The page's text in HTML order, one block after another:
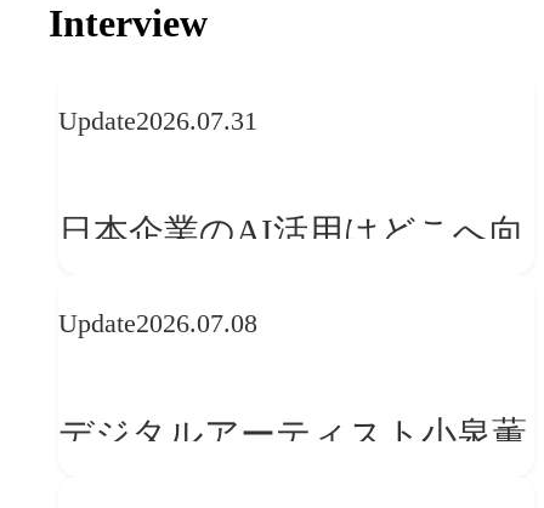
Interview
Update2026.07.31
日本企業のAI活用はどこへ向
レンドに見る「人間中心」へ
Update2026.07.08
デジタルアーティスト小泉薫